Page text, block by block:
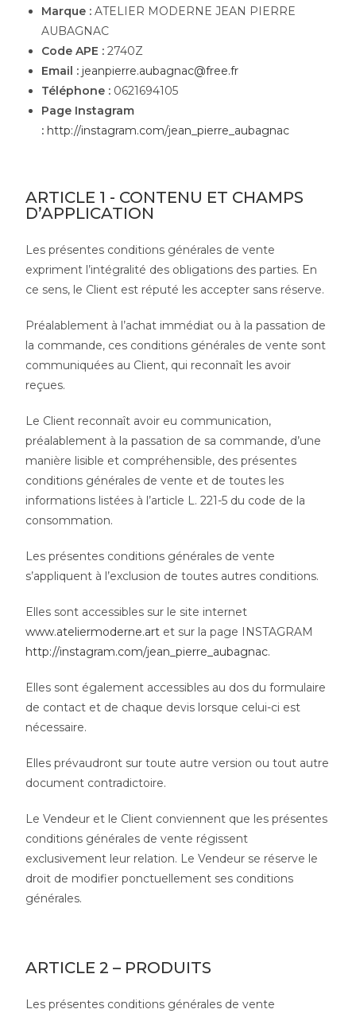
Marque : ATELIER MODERNE JEAN PIERRE
AUBAGNAC
Code APE : 2740Z
Email : jeanpierre.aubagnac@free.fr
Téléphone : 0621694105
Page Instagram
: http://instagram.com/jean_pierre_aubagnac
ARTICLE 1 - CONTENU ET CHAMPS
D’APPLICATION
Les présentes conditions générales de vente
expriment l’intégralité des obligations des parties. En
ce sens, le Client est réputé les accepter sans réserve.
Préalablement à l’achat immédiat ou à la passation de
la commande, ces conditions générales de vente sont
communiquées au Client, qui reconnaît les avoir
reçues.
Le Client reconnaît avoir eu communication,
préalablement à la passation de sa commande, d’une
manière lisible et compréhensible, des présentes
conditions générales de vente et de toutes les
informations listées à l’article L. 221-5 du code de la
consommation.
Les présentes conditions générales de vente
s’appliquent à l’exclusion de toutes autres conditions.
Elles sont accessibles sur le site internet
www.ateliermoderne.art et sur la page INSTAGRAM
http://instagram.com/jean_pierre_aubagnac.
Elles sont également accessibles au dos du formulaire
de contact et de chaque devis lorsque celui-ci est
nécessaire.
Elles prévaudront sur toute autre version ou tout autre
document contradictoire.
Le Vendeur et le Client conviennent que les présentes
conditions générales de vente régissent
exclusivement leur relation. Le Vendeur se réserve le
droit de modifier ponctuellement ses conditions
générales.
ARTICLE 2 – PRODUITS
Les présentes conditions générales de vente